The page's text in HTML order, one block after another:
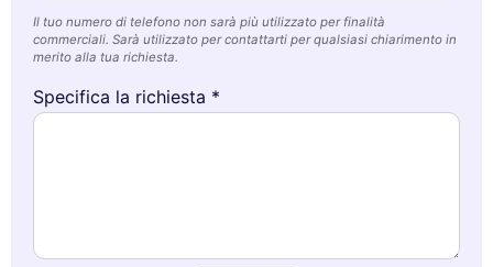
Il tuo numero di telefono non sarà più utilizzato per finalità
commerciali. Sarà utilizzato per contattarti per qualsiasi chiarimento in
merito alla tua richiesta.
Specifica la richiesta *